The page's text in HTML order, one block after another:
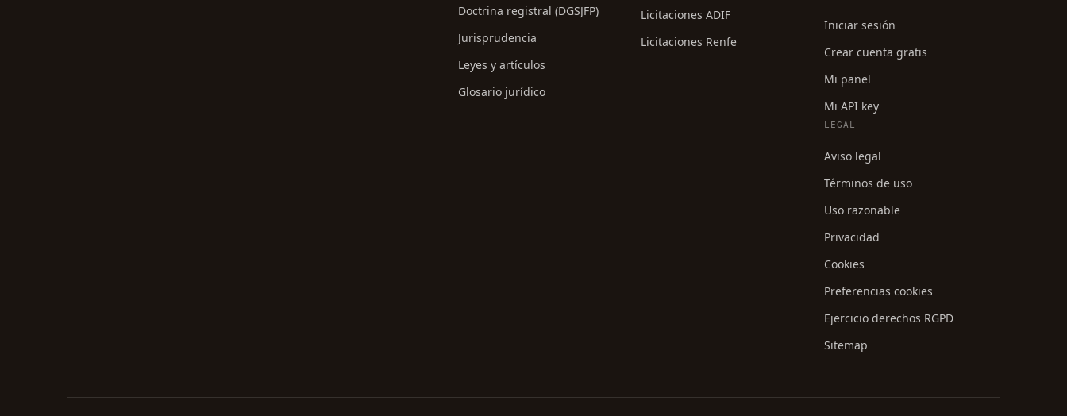
Doctrina registral (DGSJFP)
Jurisprudencia
Leyes y artículos
Glosario jurídico
Licitaciones ADIF
Licitaciones Renfe
Iniciar sesión
Crear cuenta gratis
Mi panel
Mi API key
LEGAL
Aviso legal
Términos de uso
Uso razonable
Privacidad
Cookies
Preferencias cookies
Ejercicio derechos RGPD
Sitemap